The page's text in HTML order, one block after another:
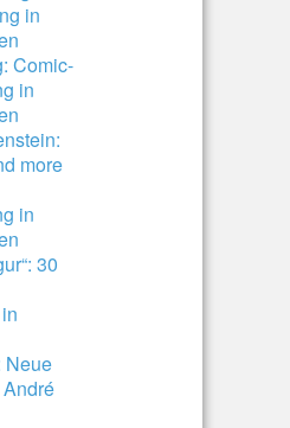
in
Comic-
in
more
in
30
Neue